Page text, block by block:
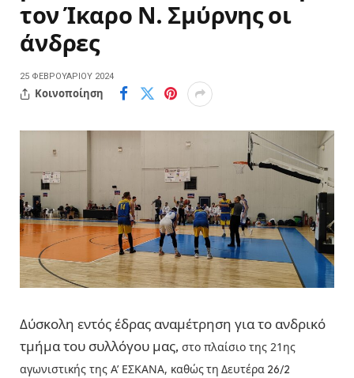
τον Ίκαρο Ν. Σμύρνης οι
άνδρες
25 ΦΕΒΡΟΥΑΡΊΟΥ 2024
Κοινοποίηση
Δύσκολη εντός έδρας αναμέτρηση για το ανδρικό
τμήμα του συλλόγου μας, στο πλαίσιο της 21ης
αγωνιστικής της Α’ ΕΣΚΑΝΑ, καθώςτη Δευτέρα 26/2